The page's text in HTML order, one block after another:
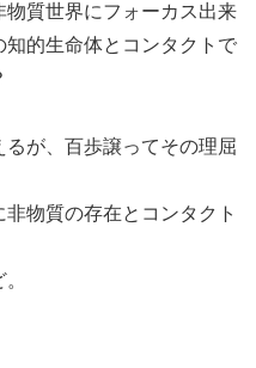
質世界にフォーカス出来
的生命体とコンタクトで
が、百歩譲ってその理屈
物質の存在とコンタクト